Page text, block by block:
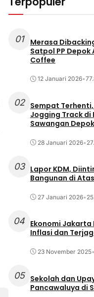
01
Merasa
Satpol PP
Coffee
12 Januari 2026•
02
Sempat
Jogging Track di
Sawangan
28 Januari 2026•
03
Lapor KDM,
Bangunan di
27 Januari 2026•
04 Ekonomi
Inflasi dan
23 November 2025•
05
Sekolah dan
Pancawaluya di